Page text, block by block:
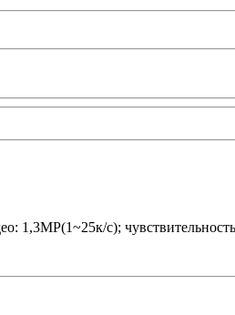
1,3MP(1~25к/c);